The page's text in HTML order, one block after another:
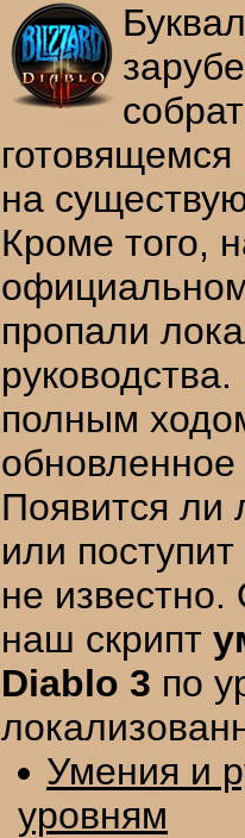
готовящемся
на
Кроме того,
пропали
полным
обновленное
Появится ли
или
не известно.
наш скрипт
Diablo 3 по
Умения и
уровням